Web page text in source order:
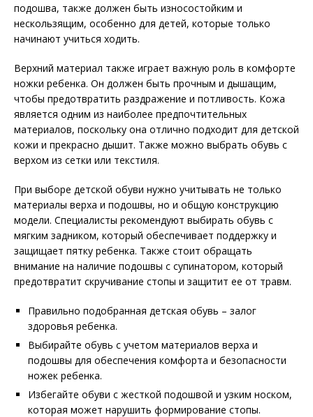
подошва, также должен быть износостойким и
нескользящим, особенно для детей, которые только
начинают учиться ходить.
Верхний материал также играет важную роль в комфорте
ножки ребенка. Он должен быть прочным и дышащим,
чтобы предотвратить раздражение и потливость. Кожа
является одним из наиболее предпочтительных
материалов, поскольку она отлично подходит для детской
кожи и прекрасно дышит. Также можно выбрать обувь с
верхом из сетки или текстиля.
При выборе детской обуви нужно учитывать не только
материалы верха и подошвы, но и общую конструкцию
модели. Специалисты рекомендуют выбирать обувь с
мягким задником, который обеспечивает поддержку и
защищает пятку ребенка. Также стоит обращать
внимание на наличие подошвы с супинатором, который
предотвратит скручивание стопы и защитит ее от травм.
Правильно подобранная детская обувь – залог
здоровья ребенка.
Выбирайте обувь с учетом материалов верха и
подошвы для обеспечения комфорта и безопасности
ножек ребенка.
Избегайте обуви с жесткой подошвой и узким носком,
которая может нарушить формирование стопы.